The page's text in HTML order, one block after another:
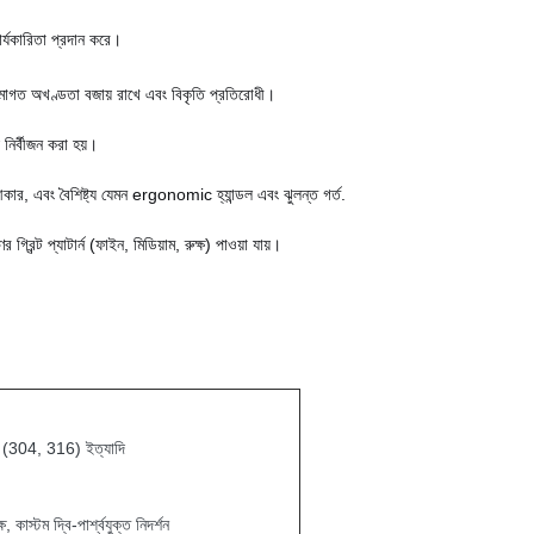
প্রদান করে।
অখণ্ডতা বজায় রাখে এবং বিকৃতি প্রতিরোধী।
করা হয়।
এবং বৈশিষ্ট্য যেমন ergonomic হ্যান্ডল এবং ঝুলন্ত গর্ত.
গ্রিন্ট প্যাটার্ন (ফাইন, মিডিয়াম, রুক্ষ) পাওয়া যায়।
(304, 316) ইত্যাদি
কাস্টম দ্বি-পার্শ্বযুক্ত নিদর্শন